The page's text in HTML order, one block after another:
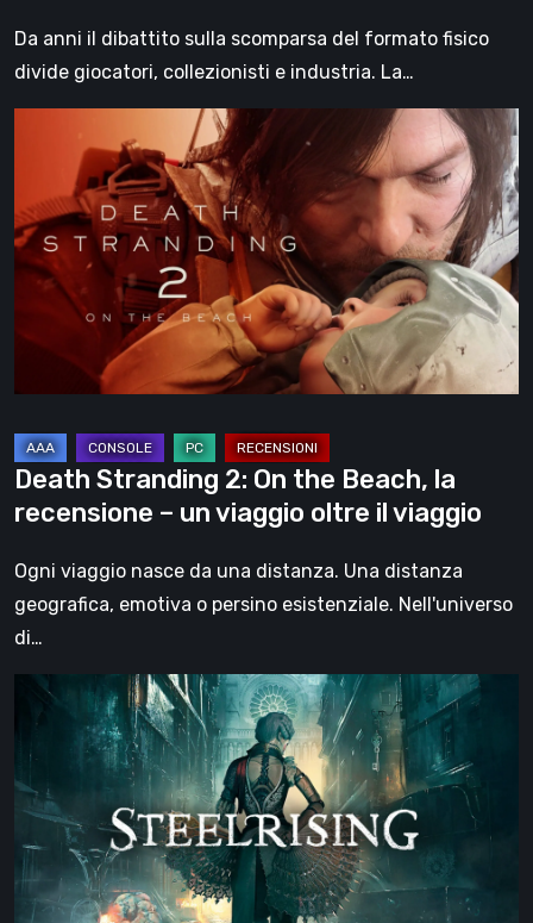
Da anni il dibattito sulla scomparsa del formato fisico
divide giocatori, collezionisti e industria. La…
Stranding
On
the
Beach,
recensione
–
viaggio
oltre
il
Death Stranding 2: On the Beach, la
recensione – un viaggio oltre il viaggio
Ogni viaggio nasce da una distanza. Una distanza
geografica, emotiva o persino esistenziale. Nell'universo
di…
Steelrising,
recensione:
rivoluzione
sotto
ingranaggi